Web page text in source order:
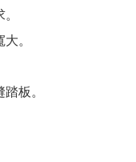
。
板。